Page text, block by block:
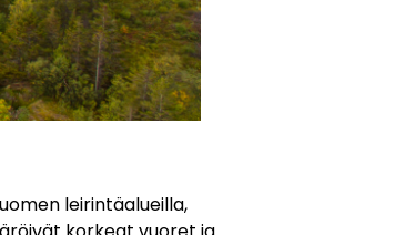
leirintäalueilla,